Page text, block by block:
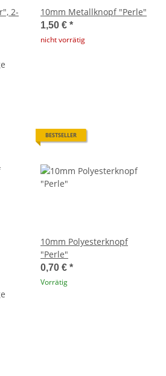
2-
10mm Metallknopf "Perle"
1,50 € *
nicht vorrätig
BESTSELLER
10mm Polyesterknopf
"Perle"
0,70 € *
Vorrätig